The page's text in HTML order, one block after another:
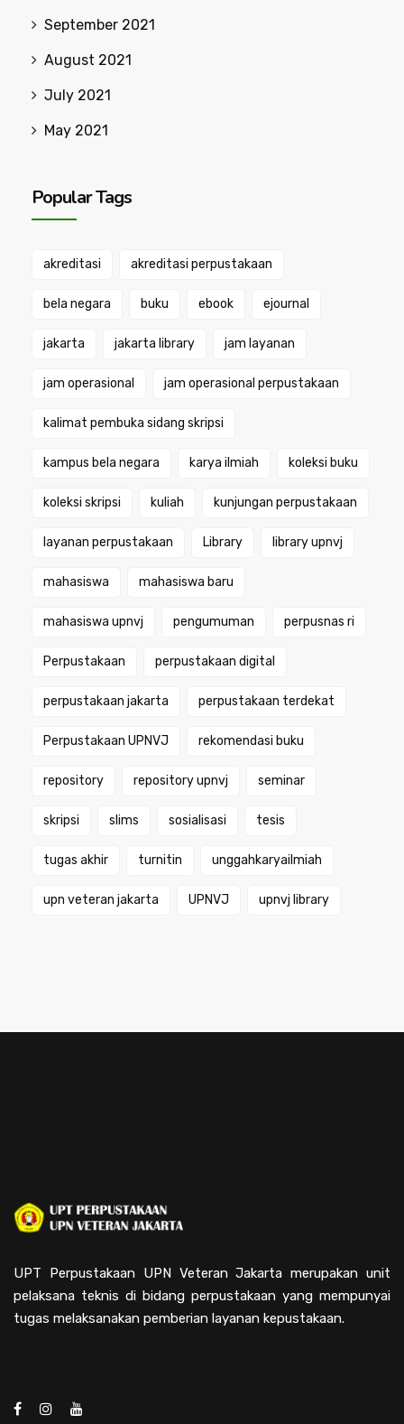
September 2021
August 2021
July 2021
May 2021
Popular Tags
akreditasi akreditasi perpustakaan
bela negara buku ebook ejournal
jakarta jakarta library jam layanan
jam operasional jam operasional perpustakaan
kalimat pembuka sidang skripsi
kampus bela negara karya ilmiah koleksi buku
koleksi skripsi kuliah kunjungan perpustakaan
layanan perpustakaan Library library upnvj
mahasiswa mahasiswa baru
mahasiswa upnvj pengumuman perpusnas ri
Perpustakaan perpustakaan digital
perpustakaan jakarta perpustakaan terdekat
Perpustakaan UPNVJ rekomendasi buku
repository repository upnvj seminar
skripsi slims sosialisasi tesis
tugas akhir turnitin unggahkaryailmiah
upn veteran jakarta UPNVJ upnvj library
UPT Perpustakaan UPN Veteran Jakarta merupakan unit
pelaksana teknis di bidang perpustakaan yang mempunyai
tugas melaksanakan pemberian layanan kepustakaan.